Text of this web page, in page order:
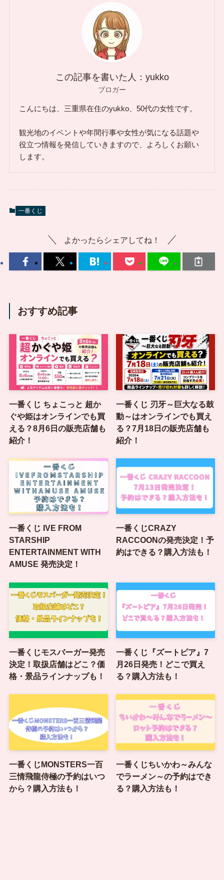
この記事を書いた人：yukko
ブロガー
こんにちは、三重県在住のyukko、50代の女性です。
観光地のイベントや年間行事や女性が気になる話題や
役立つ情報を発信していきますので、よろしくお願い
します。
一番くじ
よかったらシェアしてね！
おすすめ記事
一番くじ ちょこっと 超か
ぐや姫はオンラインでも買
える？8月6日の販売店舗も
紹介！
一番くじ 刃牙～巨大なる鼓
動～はオンラインでも買え
る？7月18日の販売店舗も
紹介！
一番くじ IVE FROM
STARSHIP
ENTERTAINMENT WITH
AMUSE 発売決定！
一番くじCRAZY
RACCOONの発売決定！予
約はできる？購入方法も！
一番くじモスバーガー発売
決定！取扱店舗はどこ？価
格・景品ラインナップも！
一番くじ『ズートピア』7
月26日発売！どこで買え
る？購入方法も！
一番くじMONSTERS一百
三情飛龍侍極の予約はいつ
から？購入方法も！
一番くじちいかわ～みんな
でラーメン～の予約はでき
る？購入方法も！